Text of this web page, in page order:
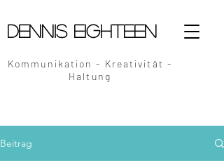
Dennis Eighteen
Kommunikation - Kreativität -
Haltung
Beitrag